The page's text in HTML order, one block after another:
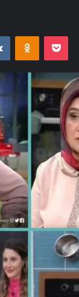
VKontakte